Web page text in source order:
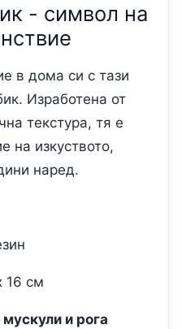
- символ на
в дома си с тази
Изработена от
текстура, тя е
на изкуството,
наред.
16 см
и рога